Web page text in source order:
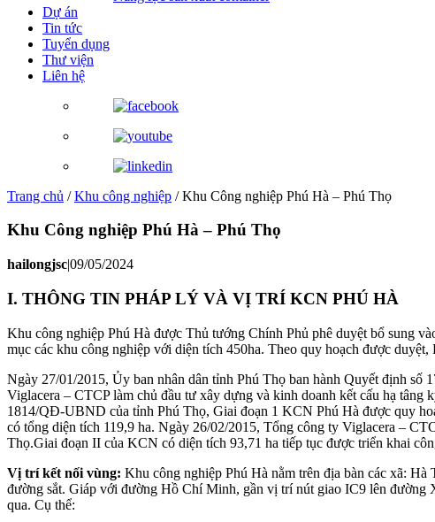
Dự án
Tin tức
Tuyển dụng
Thư viện
Liên hệ
Trang chủ /Khu công nghiệp /Khu Công nghiệp Phú Hà – Phú Thọ
Khu Công nghiệp Phú Hà – Phú Thọ
hailongjsc|09/05/2024
I. THÔNG TIN PHÁP LÝ VÀ VỊ TRÍ KCN PHÚ HÀ
Khu công nghiệp Phú Hà được Thủ tướng Chính Phủ phê duyệt bổ sung
mục các khu công nghiệp với diện tích 450ha. Theo quy hoạch được
Ngày 27/01/2015, Ủy ban nhân dân tỉnh Phú Thọ ban hành Quyết định
Viglacera – CTCP làm chủ đầu tư xây dựng và kinh doanh kết cấu hạ
1814/QĐ-UBND của tỉnh Phú Thọ, Giai đoạn 1 KCN Phú Hà được quy
có tổng diện tích 119,9 ha. Ngày 26/02/2015, Tổng công ty Viglacera –
Thọ.Giai đoạn II của KCN có diện tích 93,71 ha tiếp tục được triển khai
Vị trí kết nối vùng: Khu công nghiệp Phú Hà nằm trên địa bàn các xã:
đường sắt. Giáp với đường Hồ Chí Minh, gần vị trí nút giao IC9 lên
qua. Cụ thể: